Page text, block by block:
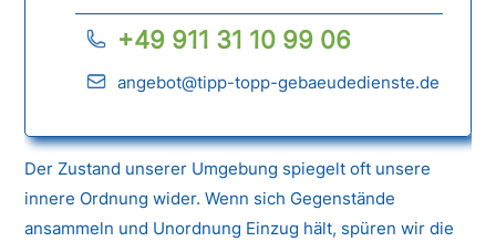
+49 911 31 10 99 06
angebot@tipp-topp-gebaeudedienste.de
Der Zustand unserer Umgebung spiegelt oft unsere
innere Ordnung wider. Wenn sich Gegenstände
ansammeln und Unordnung Einzug hält, spüren wir die